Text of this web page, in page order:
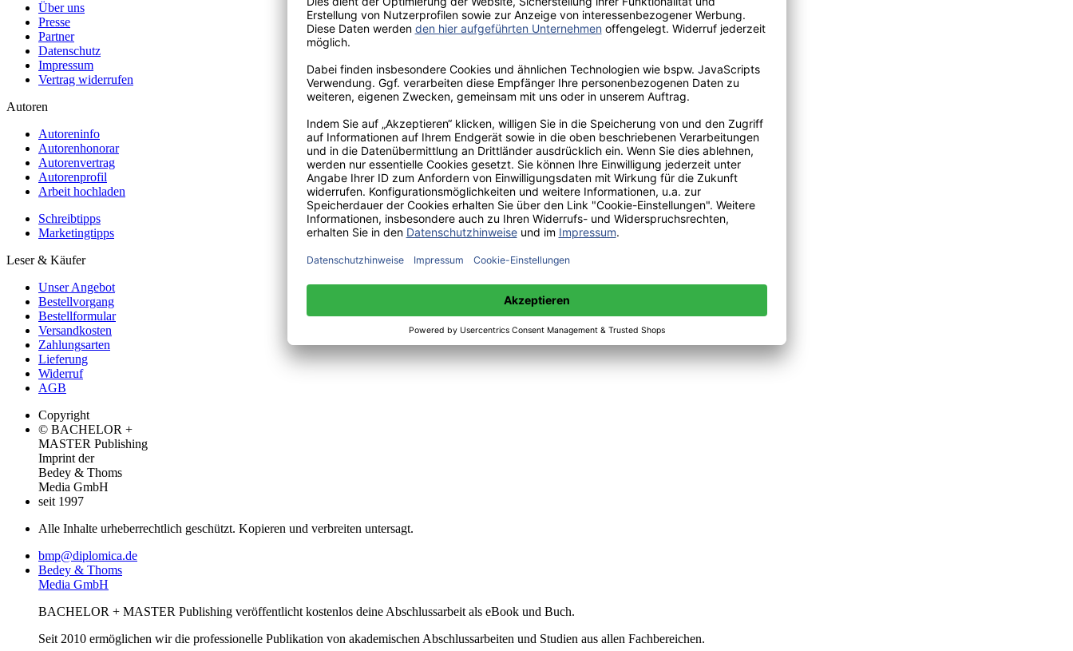
Über uns
Presse
Partner
Datenschutz
Impressum
Vertrag widerrufen
Autoren
Autoreninfo
Autorenhonorar
Autorenvertrag
Autorenprofil
Arbeit hochladen
Schreibtipps
Marketingtipps
Leser & Käufer
Unser Angebot
Bestellvorgang
Bestellformular
Versandkosten
Zahlungsarten
Lieferung
Widerruf
AGB
Copyright
© BACHELOR +
MASTER Publishing
Imprint der
Bedey & Thoms
Media GmbH
seit 1997
Alle Inhalte urheberrechtlich geschützt. Kopieren und verbreiten untersagt.
bmp@diplomica.de
Bedey & Thoms
Media GmbH
BACHELOR + MASTER Publishing veröffentlicht kostenlos deine Abschlussarbeit als eBook und Buch.
Seit 2010 ermöglichen wir die professionelle Publikation von akademischen Abschlussarbeiten und Studien aus allen Fachbereichen.